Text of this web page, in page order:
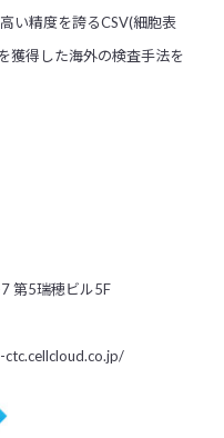
い精度を誇るCSV(細胞表
獲得した海外の検査手法を
第5瑞穂ビル5F